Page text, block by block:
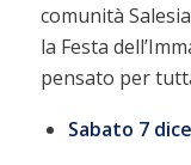
comunità
la Festa
pensato per
Sabato 7